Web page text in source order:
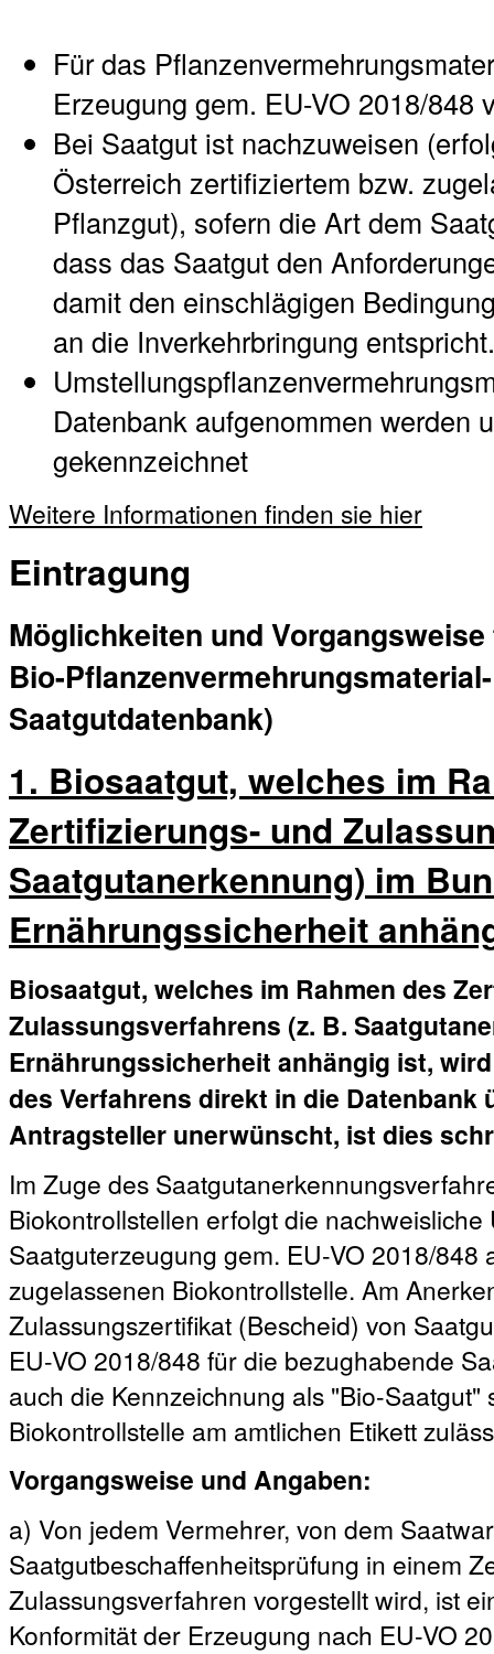
Für das
Erzeugung gem. EU-VO 2018/848
Bei Saatgut ist nachzuweisen
Österreich zertifiziertem bzw.
Pflanzgut), sofern die Art dem
dass das Saatgut den
damit den einschlägigen
an die Inverkehrbringung entspricht.
Datenbank aufgenommen werden
gekennzeichnet
Weitere Informationen finden sie hier
Eintragung
Möglichkeiten und
Bio-
Saatgutdatenbank)
1. Biosaatgut, welches im
Zertifizierungs- und
Saatgutanerkennung) im
Ernährungssicherheit
Biosaatgut, welches im Rahmen des
Zulassungsverfahrens (z. B.
Ernährungssicherheit anhängig ist,
des Verfahrens direkt in die Datenbank
Antragsteller unerwünscht, ist dies
Im Zuge des
Biokontrollstellen erfolgt die
Saatguterzeugung gem. EU-VO 2018/
zugelassenen Biokontrollstelle. Am
Zulassungszertifikat (Bescheid) von
EU-VO 2018/848 für die bezughabende
auch die Kennzeichnung als "Bio-
Biokontrollstelle am amtlichen Etikett
Vorgangsweise und Angaben:
a) Von jedem Vermehrer, von dem
Saatgutbeschaffenheitsprüfung in einem
Zulassungsverfahren vorgestellt wird, ist
Konformität der Erzeugung nach EU-VO